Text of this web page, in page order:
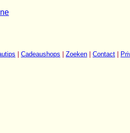
Cadeaushops Zoeken Contact